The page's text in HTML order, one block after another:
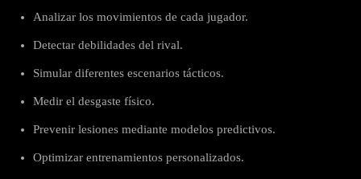
Analizar los movimientos de cada jugador.
Detectar debilidades del rival.
Simular diferentes escenarios tácticos.
Medir el desgaste físico.
Prevenir lesiones mediante modelos predictivos.
Optimizar entrenamientos personalizados.